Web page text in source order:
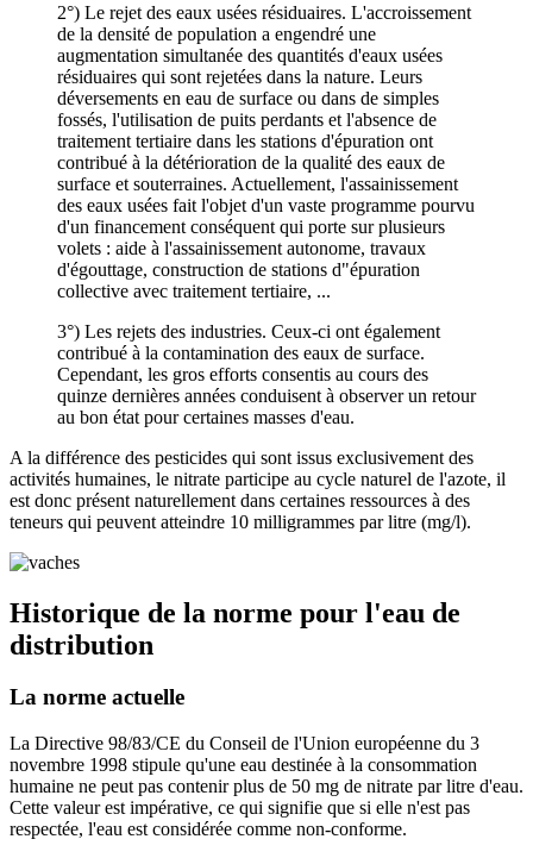
2°) Le rejet des eaux usées résiduaires. L'accroissement
de la densité de population a engendré une
augmentation simultanée des quantités d'eaux usées
résiduaires qui sont rejetées dans la nature. Leurs
déversements en eau de surface ou dans de simples
fossés, l'utilisation de puits perdants et l'absence de
traitement tertiaire dans les stations d'épuration ont
contribué à la détérioration de la qualité des eaux de
surface et souterraines. Actuellement, l'assainissement
des eaux usées fait l'objet d'un vaste programme pourvu
d'un financement conséquent qui porte sur plusieurs
volets : aide à l'assainissement autonome, travaux
d'égouttage, construction de stations d"épuration
collective avec traitement tertiaire, ...
3°) Les rejets des industries. Ceux-ci ont également
contribué à la contamination des eaux de surface.
Cependant, les gros efforts consentis au cours des
quinze dernières années conduisent à observer un retour
au bon état pour certaines masses d'eau.
A la différence des pesticides qui sont issus exclusivement des
activités humaines, le nitrate participe au cycle naturel de l'azote, il
est donc présent naturellement dans certaines ressources à des
teneurs qui peuvent atteindre 10 milligrammes par litre (mg/l).
Historique de la norme pour l'eau de
distribution
La norme actuelle
La Directive 98/83/CE du Conseil de l'Union européenne du 3
novembre 1998 stipule qu'une eau destinée à la consommation
humaine ne peut pas contenir plus de 50 mg de nitrate par litre d'eau.
Cette valeur est impérative, ce qui signifie que si elle n'est pas
respectée, l'eau est considérée comme non-conforme.